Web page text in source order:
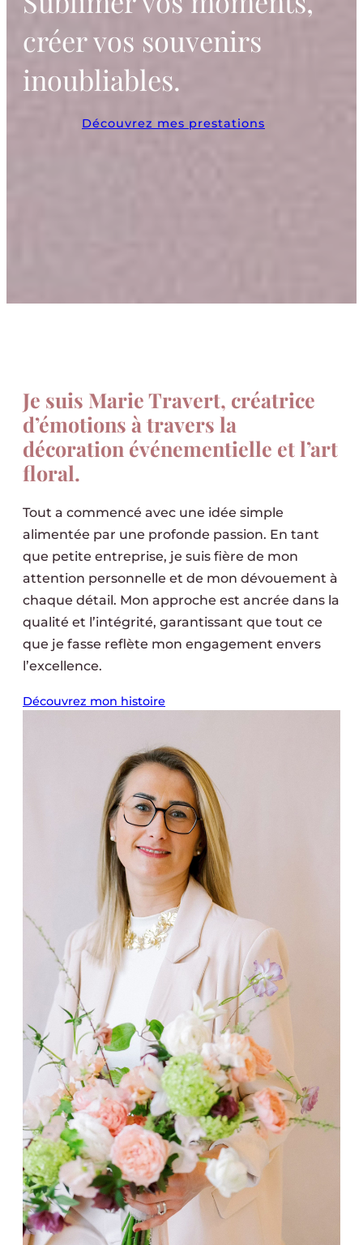
créer vos souvenirs
inoubliables.
Découvrez mes prestations
Je suis Marie Travert, créatrice
d’émotions à travers la
décoration événementielle et l’art
floral.
Tout a commencé avec une idée simple
alimentée par une profonde passion. En tant
que petite entreprise, je suis fière de mon
attention personnelle et de mon dévouement à
chaque détail. Mon approche est ancrée dans la
qualité et l’intégrité, garantissant que tout ce
que je fasse reflète mon engagement envers
l’excellence.
Découvrez mon histoire